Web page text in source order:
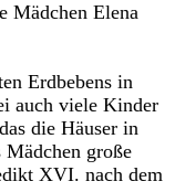
Mädchen Elena
Erdbebens in
auch viele Kinder
die Häuser in
Mädchen große
XVI. nach dem